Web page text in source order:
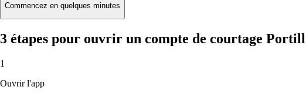
Commencez en quelques minutes
3 étapes pour ouvrir un compte de courtage
1
Ouvrir l'app